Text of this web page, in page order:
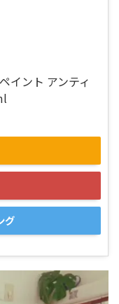
イント アンティ
グ